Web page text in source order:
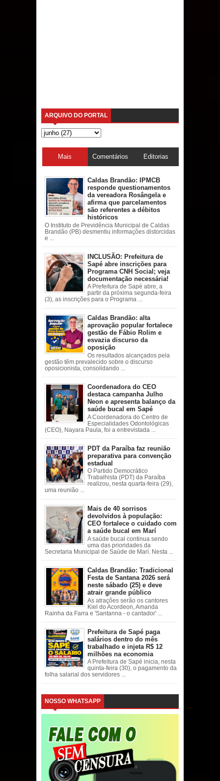
ARQUIVO DO PORTAL
Mais
acessadas
Comentários Editorias
Caldas Brandão: IPMCB
responde questionamentos
da vereadora Rosângela e
afirma que parcelamentos
são referentes a débitos
históricos
O Instituto de Previdência Municipal de Caldas
Brandão (PB) desmentiu informações distorcidas
e ...
INCLUSÃO: Prefeitura de
Sapé abre inscrições para
Programa CNH Social; veja
documentação necessária!
A Prefeitura de Sapé abre, a
partir da próxima segunda-feira
(3), as inscrições para o Programa ...
Caldas Brandão: alta
aprovação popular fortalece
gestão de Fábio Rolim e
esvazia discurso da
oposição
Os resultados alcançados pela
gestão têm prevalecido sobre o discurso
oposicionista, consolidando ...
Coordenadora do CEO
destaca campanha Julho
Neon e apresenta balanço da
saúde bucal em Sapé
A Coordenadora do Centro de
Especialidades Odontológicas
(CEO), Nayara Paula, foi a entrevistada ...
PDT da Paraíba faz reunião
preparativa para convenção
estadual
O Partido Democrático
Trabalhista (PDT) da Paraíba
realizou, nesta quarta-feira (29),
uma reunião ...
Mais de 40 sorrisos
devolvidos à população:
CEO fortalece o cuidado com
a saúde bucal em Marí
A saúde bucal continua sendo
uma das prioridades da
Secretaria Municipal de Saúde de Marí. Nesta ...
Caldas Brandão: Tradicional
Festa de Santana 2026 será
neste sábado (25) e deve
atrair grande público
As atrações serão os cantores
Kiel do Acordeon, Amanda
Rainha da Farra e 'Santanna - o cantador' ...
Prefeitura de Sapé paga
salários dentro do mês
trabalhado e injeta R$ 12
milhões na economia
A Prefeitura de Sapé inicia, nesta
quinta-feira (30), o pagamento da
folha salarial dos servidores ...
NOSSO WHATSAPP